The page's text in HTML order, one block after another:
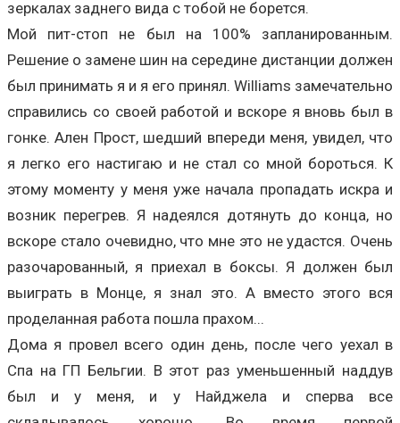
зеркалах заднего вида с тобой не борется.
Мой пит-стоп не был на 100% запланированным.
Решение о замене шин на середине дистанции должен
был принимать я и я его принял. Williams замечательно
справились со своей работой и вскоре я вновь был в
гонке. Ален Прост, шедший впереди меня, увидел, что
я легко его настигаю и не стал со мной бороться. К
этому моменту у меня уже начала пропадать искра и
возник перегрев. Я надеялся дотянуть до конца, но
вскоре стало очевидно, что мне это не удастся. Очень
разочарованный, я приехал в боксы. Я должен был
выиграть в Монце, я знал это. А вместо этого вся
проделанная работа пошла прахом...
Дома я провел всего один день, после чего уехал в
Спа на ГП Бельгии. В этот раз уменьшенный наддув
был и у меня, и у Найджела и сперва все